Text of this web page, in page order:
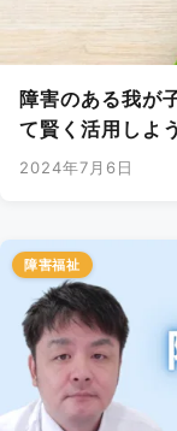
障害のある我が
て賢く活用しよう
2024年7月6日
障害福祉